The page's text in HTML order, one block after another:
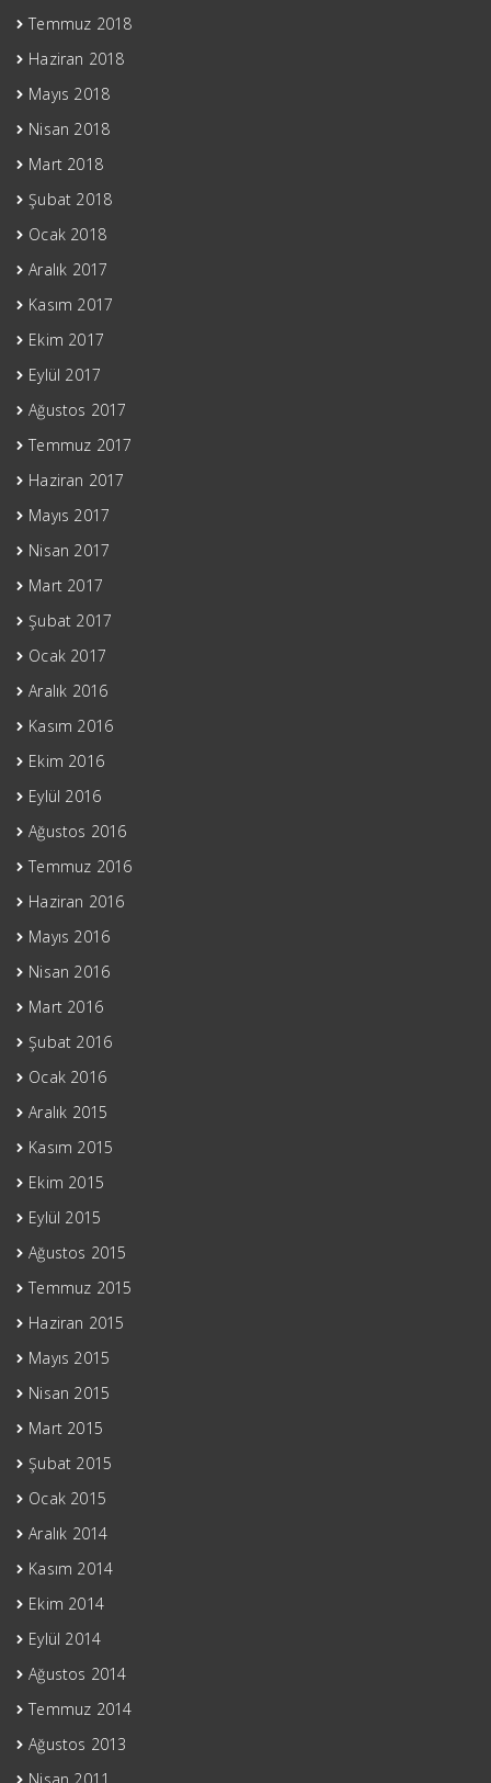
Temmuz 2018
Haziran 2018
Mayıs 2018
Nisan 2018
Mart 2018
Şubat 2018
Ocak 2018
Aralık 2017
Kasım 2017
Ekim 2017
Eylül 2017
Ağustos 2017
Temmuz 2017
Haziran 2017
Mayıs 2017
Nisan 2017
Mart 2017
Şubat 2017
Ocak 2017
Aralık 2016
Kasım 2016
Ekim 2016
Eylül 2016
Ağustos 2016
Temmuz 2016
Haziran 2016
Mayıs 2016
Nisan 2016
Mart 2016
Şubat 2016
Ocak 2016
Aralık 2015
Kasım 2015
Ekim 2015
Eylül 2015
Ağustos 2015
Temmuz 2015
Haziran 2015
Mayıs 2015
Nisan 2015
Mart 2015
Şubat 2015
Ocak 2015
Aralık 2014
Kasım 2014
Ekim 2014
Eylül 2014
Ağustos 2014
Temmuz 2014
Ağustos 2013
Nisan 2011